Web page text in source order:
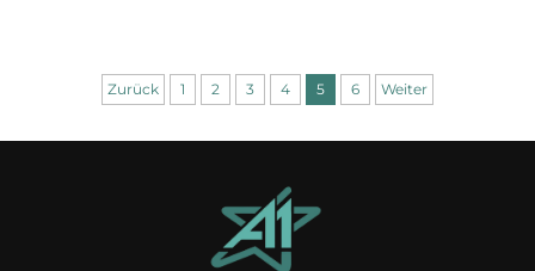
Verpackung für Halsketten
und Ringe –
Karton-Schmuckkasten für
Geschenke,
Zurück 1 2 3 4 5 6 Weiter